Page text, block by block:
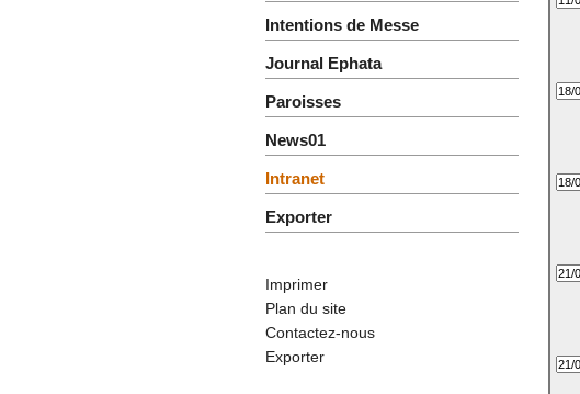
Intentions de Messe
Journal Ephata
Paroisses
News01
Intranet
Exporter
Imprimer
Plan du site
Contactez-nous
Exporter